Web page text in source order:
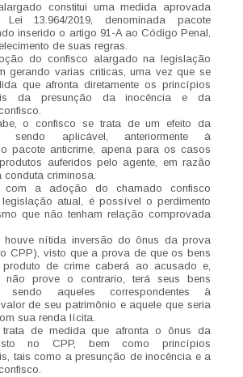
constitui uma medida aprovada
13.964/2019, denominada pacote
inserido o artigo 91-A ao Código Penal,
de suas regras.
do confisco alargado na legislação
gerando varias criticas, uma vez que se
que afronta diretamente os princípios
da presunção da inocência e da
o confisco se trata de um efeito da
sendo aplicável, anteriormente à
pacote anticrime, apena para os casos
auferidos pelo agente, em razão
criminosa.
com a adoção do chamado confisco
atual, é possível o perdimento
que não tenham relação comprovada
houve nítida inversão do ônus da prova
CPP), visto que a prova de que os bens
de crime caberá ao acusado e,
não prove o contrario, terá seus bens
sendo aqueles correspondentes à
de seu patrimônio e aquele que seria
sua renda lícita.
trata de medida que afronta o ônus da
no CPP, bem como princípios
tais como a presunção de inocência e a